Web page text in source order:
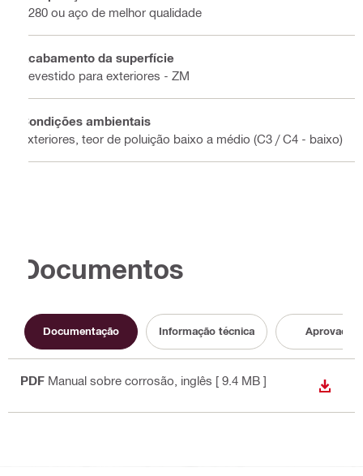
S280 ou aço de melhor qualidade
Acabamento da superfície
Revestido para exteriores - ZM
Condições ambientais
Exteriores, teor de poluição baixo a médio (C3 / C4 - baixo)
Documentos
Documentação Informação técnica Aprovação
PDF Manual sobre corrosão , inglês [ 9.4 MB ]